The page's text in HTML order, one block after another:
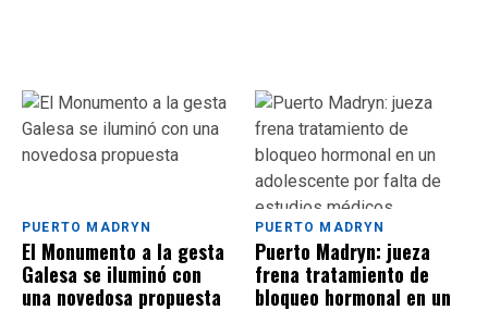
PUERTO MADRYN
El Monumento a la gesta
Galesa se iluminó con
una novedosa propuesta
PUERTO MADRYN
Puerto Madryn: jueza
frena tratamiento de
bloqueo hormonal en un